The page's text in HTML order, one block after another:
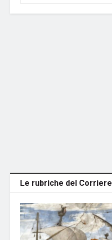
Le rubriche del Corriere